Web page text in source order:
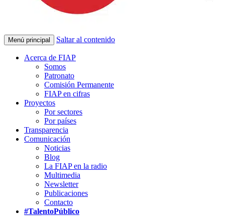
Menú principal Saltar al contenido
Acerca de FIAP
Somos
Patronato
Comisión Permanente
FIAP en cifras
Proyectos
Por sectores
Por países
Transparencia
Comunicación
Noticias
Blog
La FIAP en la radio
Multimedia
Newsletter
Publicaciones
Contacto
#TalentoPúblico